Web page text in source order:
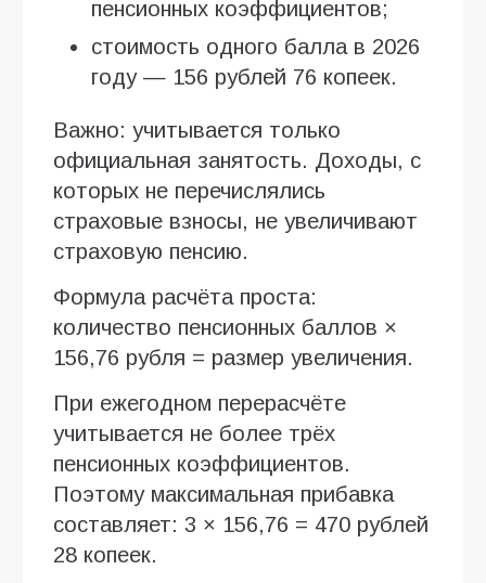
пенсионных коэффициентов;
стоимость одного балла в 2026
году — 156 рублей 76 копеек.
Важно: учитывается только
официальная занятость. Доходы, с
которых не перечислялись
страховые взносы, не увеличивают
страховую пенсию.
Формула расчёта проста:
количество пенсионных баллов ×
156,76 рубля = размер увеличения.
При ежегодном перерасчёте
учитывается не более трёх
пенсионных коэффициентов.
Поэтому максимальная прибавка
составляет: 3 × 156,76 = 470 рублей
28 копеек.